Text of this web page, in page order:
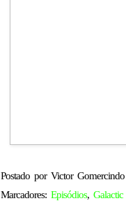
Postado por Victor Gomercindo
Marcadores: Episódios,